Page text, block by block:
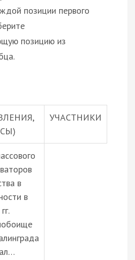
позиции первого
позицию из
УЧАСТНИКИ
в
в